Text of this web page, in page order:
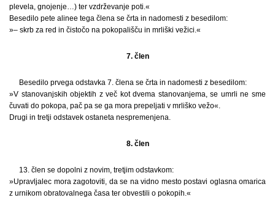
plevela, gnojenje…) ter vzdrževanje poti.«
Besedilo pete alinee tega člena se črta in nadomesti z besedilom:
»– skrb za red in čistočo na pokopališču in mrliški vežici.«
7. člen
Besedilo prvega odstavka 7. člena se črta in nadomesti z besedilom:
»V stanovanjskih objektih z več kot dvema stanovanjema, se umrli ne sme
čuvati do pokopa, pač pa se ga mora prepeljati v mrliško vežo«.
Drugi in tretji odstavek ostaneta nespremenjena.
8. člen
13. člen se dopolni z novim, tretjim odstavkom:
»Upravljalec mora zagotoviti, da se na vidno mesto postavi oglasna omarica
z urnikom obratovalnega časa ter obvestili o pokopih.«